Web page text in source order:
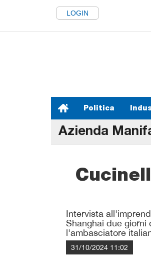
LOGIN
Politica
Azienda
Intervista
Shanghai due
l'ambasciatore
31/10/2024 11:02